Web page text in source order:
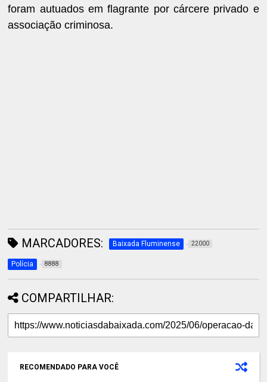
foram autuados em flagrante por cárcere privado e
associação criminosa.
MARCADORES: Baixada Fluminense 22000
Polícia 8888
COMPARTILHAR:
RECOMENDADO PARA VOCÊ